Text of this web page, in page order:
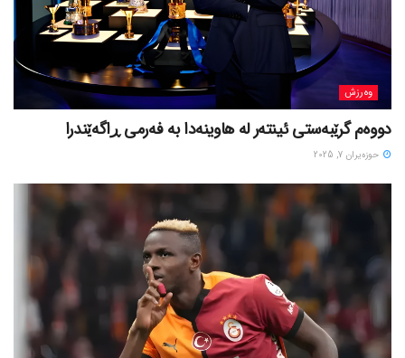
وەرزش
دووەم گرێبەستی ئینتەر لە هاوینەدا بە فەرمی ڕاگەێندرا
حوزه‌یران 7, 2025